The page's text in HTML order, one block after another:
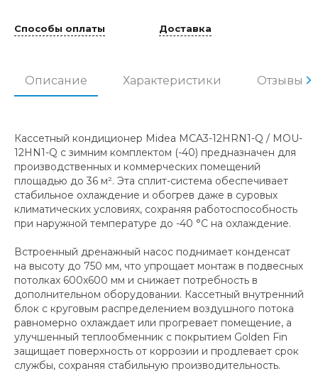
Способы оплаты Доставка
Описание Характеристики Отзывы
Кассетный кондиционер Midea MCA3-12HRN1-Q / MOU-
12HN1-Q с зимним комплектом (-40) предназначен для
производственных и коммерческих помещений
площадью до 36 м². Эта сплит-система обеспечивает
стабильное охлаждение и обогрев даже в суровых
климатических условиях, сохраняя работоспособность
при наружной температуре до -40 °C на охлаждение.
Встроенный дренажный насос поднимает конденсат
на высоту до 750 мм, что упрощает монтаж в подвесных
потолках 600x600 мм и снижает потребность в
дополнительном оборудовании. Кассетный внутренний
блок с круговым распределением воздушного потока
равномерно охлаждает или прогревает помещение, а
улучшенный теплообменник с покрытием Golden Fin
защищает поверхность от коррозии и продлевает срок
службы, сохраняя стабильную производительность.